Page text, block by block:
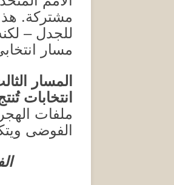
مشتركة.
للجدل –
مسار
المسار
انتخابات
ملفات
الفوضى